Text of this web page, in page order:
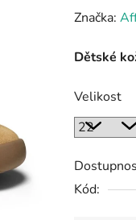
Značka:
Dětské
Velikost
Kód: